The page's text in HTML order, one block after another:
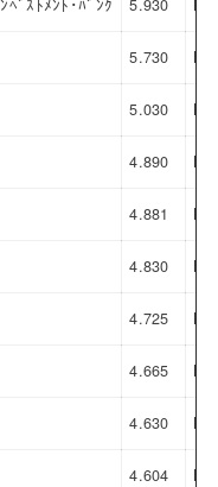
ﾍﾞｽﾄﾒﾝﾄ･ﾊﾞﾝｸ 5.930
5.730
5.030
4.890
4.881
4.830
4.725
4.665
4.630
4.604